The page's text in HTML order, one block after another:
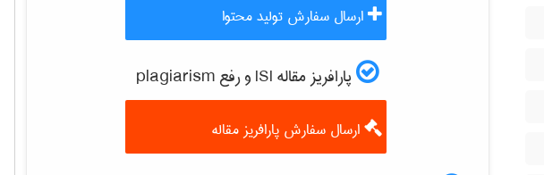
ارسال سفارش تولید محتوا
پارافریز مقاله ISI و رفع plagiarism
ارسال سفارش پارافریز مقاله